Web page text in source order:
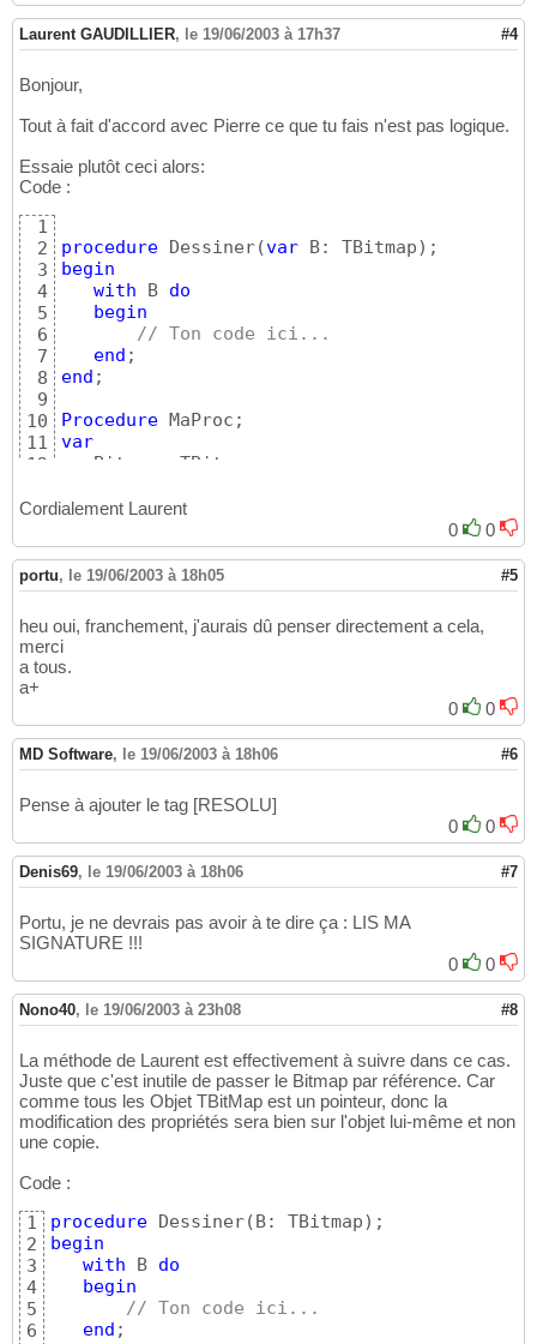
Laurent GAUDILLIER, le 19/06/2003 à 17h37 #4
Bonjour,
Tout à fait d'accord avec Pierre ce que tu fais n'est pas logique.
Essaie plutôt ceci alors:
Code :
1
2
3
4
5
6
7
8
9
10
11
12
14
16
17
18
20
procedure Dessiner(var B: TBitmap)
begin
with B do
begin
// Ton code ici...
end
end ;
Procedure
var
    Bitmap:= TBitmap.Create;
    Bitmap.Width:=
100;
    Dessiner
(Bitmap
/// Code supplémentaire ici...
end;
Cordialement Laurent
0
0
portu, le 19/06/2003 à 18h05 #5
heu oui, franchement, j'aurais dû penser directement a cela,
merci
a tous.
a+
0
0
MD Software, le 19/06/2003 à 18h06 #6
Pense à ajouter le tag [RESOLU]
0
0
Denis69, le 19/06/2003 à 18h06 #7
Portu, je ne devrais pas avoir à te dire ça : LIS MA
SIGNATURE !!!
0
0
Nono40, le 19/06/2003 à 23h08 #8
La méthode de Laurent est effectivement à suivre dans ce cas.
Juste que c'est inutile de passer le Bitmap par référence. Car
comme tous les Objet TBitMap est un pointeur, donc la
modification des propriétés sera bien sur l'objet lui-même et non
une copie.
Code :
1
2
3
4
5
6
procedure Dessiner(B: TBitmap)
begin
with B do
begin
// Ton code ici...
end